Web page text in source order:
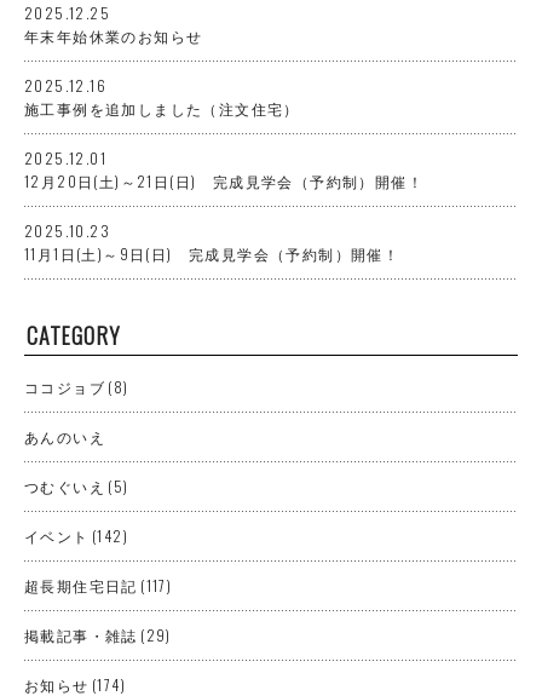
2025.12.25
年末年始休業のお知らせ
2025.12.16
施工事例を追加しました（注文住宅）
2025.12.01
12月20日(土)～21日(日) 完成見学会（予約制）開催！
2025.10.23
11月1日(土)～9日(日) 完成見学会（予約制）開催！
CATEGORY
ココジョブ (8)
あんのいえ
つむぐいえ (5)
イベント (142)
超長期住宅日記 (117)
掲載記事・雑誌 (29)
お知らせ (174)